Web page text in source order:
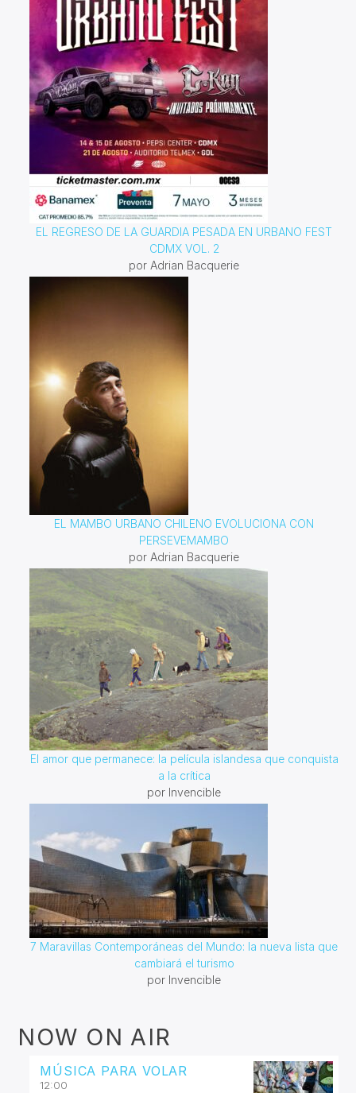
EL REGRESO DE LA GUARDIA PESADA EN URBANO FEST
CDMX VOL. 2
por Adrian Bacquerie
EL MAMBO URBANO CHILENO EVOLUCIONA CON
PERSEVEMAMBO
por Adrian Bacquerie
El amor que permanece: la película islandesa que conquista
a la crítica
por Invencible
7 Maravillas Contemporáneas del Mundo: la nueva lista que
cambiará el turismo
por Invencible
NOW ON AIR
MÚSICA PARA VOLAR
12:00